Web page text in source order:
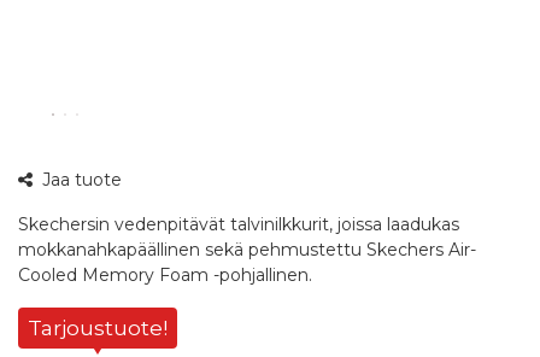
kuva
Jaa tuote
Skechersin vedenpitävät talvinilkkurit, joissa laadukas
mokkanahkapäällinen sekä pehmustettu Skechers Air-
Cooled Memory Foam -pohjallinen.
Tarjoustuote!